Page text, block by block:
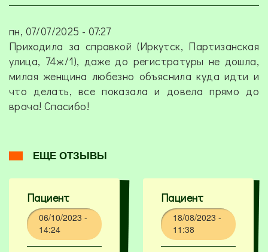
пн, 07/07/2025 - 07:27
Приходила за справкой (Иркутск, Партизанская
улица, 74ж/1), даже до регистратуры не дошла,
милая женщина любезно объяснила куда идти и
что делать, все показала и довела прямо до
врача! Спасибо!
ЕЩЕ ОТЗЫВЫ
Пациент
06/10/2023 -
14:24
Пациент
18/08/2023 -
11:38